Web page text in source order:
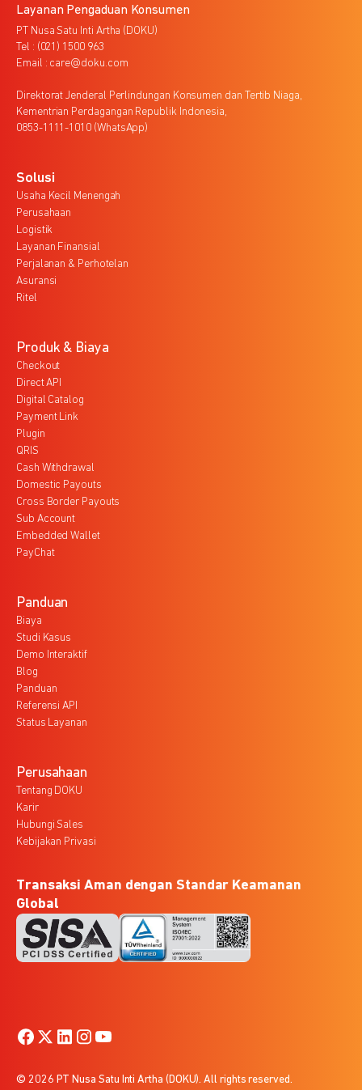
Layanan Pengaduan Konsumen
PT Nusa Satu Inti Artha (DOKU)
Tel : (021) 1500 963
Email : care@doku.com
Direktorat Jenderal Perlindungan Konsumen dan Tertib Niaga,
Kementrian Perdagangan Republik Indonesia,
0853-1111-1010 (WhatsApp)
Solusi
Usaha Kecil Menengah
Perusahaan
Logistik
Layanan Finansial
Perjalanan & Perhotelan
Asuransi
Ritel
Produk & Biaya
Checkout
Direct API
Digital Catalog
Payment Link
Plugin
QRIS
Cash Withdrawal
Domestic Payouts
Cross Border Payouts
Sub Account
Embedded Wallet
PayChat
Panduan
Biaya
Studi Kasus
Demo Interaktif
Blog
Panduan
Referensi API
Status Layanan
Perusahaan
Tentang DOKU
Karir
Hubungi Sales
Kebijakan Privasi
Transaksi Aman dengan Standar Keamanan
Global
© 2026 PT Nusa Satu Inti Artha (DOKU). All rights reserved.